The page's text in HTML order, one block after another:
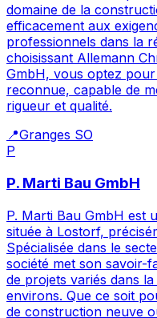
domaine de la
efficacement aux
professionnels dans la
choisissant Allemann
GmbH, vous optez
reconnue, capable de
rigueur et qualité.
📍Granges SO
P
P. Marti Bau GmbH
P. Marti Bau GmbH est
située à Lostorf,
Spécialisée dans le
société met son savoir-
de projets variés dans
environs. Que ce soit
de construction neuve